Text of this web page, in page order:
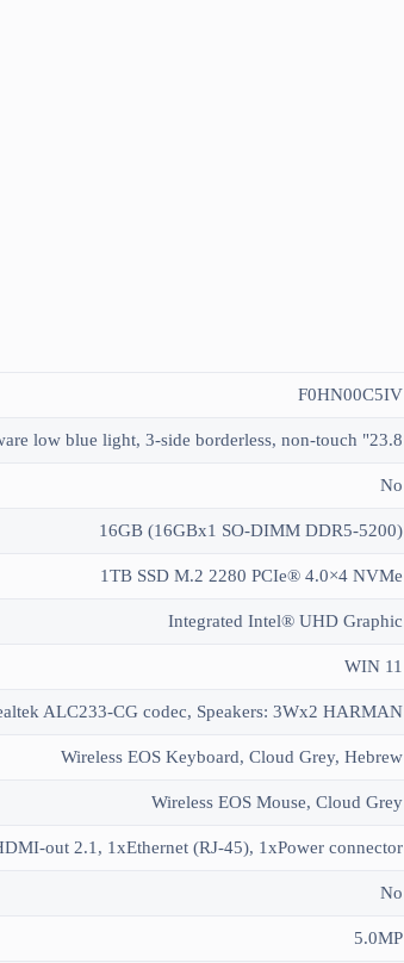
F0HN00C5IV
23.8" FHD (1920×1080) IPS Anti-glare 250nits, 100Hz, 99% sRGB, hardware low blue light, 3-side borderless, non-touch
No
(16GB (16GBx1 SO-DIMM DDR5-5200
1TB SSD M.2 2280 PCIe® 4.0×4 NVMe
Integrated Intel® UHD Graphic
WIN 11
ALC233-CG codec, Speakers: 3Wx2 HARMAN
Wireless EOS Keyboard, Cloud Grey, Hebrew
Wireless EOS Mouse, Cloud Grey
out 2.1, 1xEthernet (RJ-45), 1xPower connector
No
5.0MP